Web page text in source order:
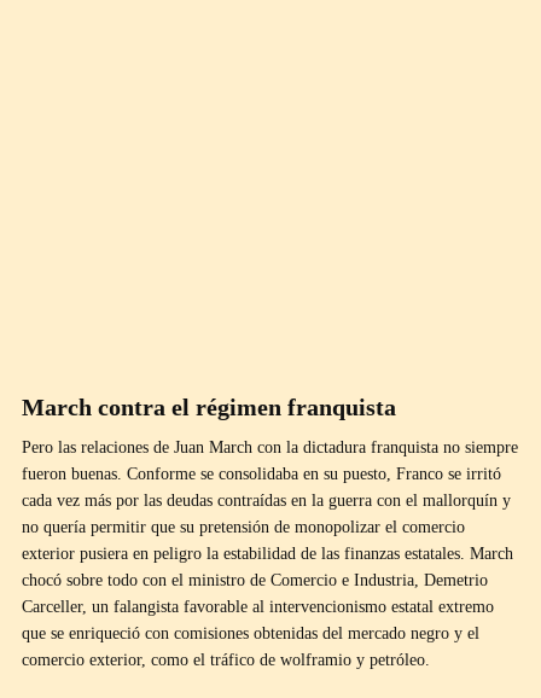
March contra el régimen franquista
Pero las relaciones de Juan March con la dictadura franquista no siempre
fueron buenas. Conforme se consolidaba en su puesto, Franco se irritó
cada vez más por las deudas contraídas en la guerra con el mallorquín y
no quería permitir que su pretensión de monopolizar el comercio
exterior pusiera en peligro la estabilidad de las finanzas estatales. March
chocó sobre todo con el ministro de Comercio e Industria, Demetrio
Carceller, un falangista favorable al intervencionismo estatal extremo
que se enriqueció con comisiones obtenidas del mercado negro y el
comercio exterior, como el tráfico de wolframio y petróleo.